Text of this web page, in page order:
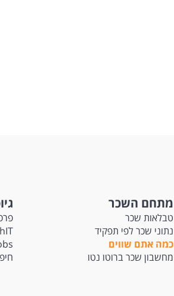
מתחם השכר
טבלאות שכר
נתוני שכר לפי תפקיד
כמה אתם שווים
מחשבון שכר ברוטו נטו